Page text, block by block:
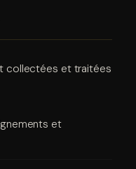
collectées et traitées
et